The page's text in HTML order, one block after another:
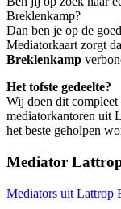
Breklenkamp?
Dan ben je op de
Mediatorkaart zorgt
Breklenkamp
Het tofste gedeelte?
Wij doen dit
mediatorkantoren uit
het beste geholpen
Mediator
Mediators uit Lattrop